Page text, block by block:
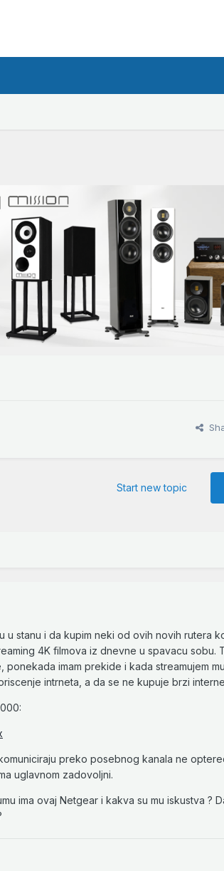
Start new topic
u stanu i da kupim neki od ovih novih rutera
4K filmova iz dnevne u spavacu sobu.
ponekada imam prekide i kada streamujem
intrneta, a da se ne kupuje brzi
preko posebnog kanala ne
uglavnom zadovoljni.
ima ovaj Netgear i kakva su mu iskustva ?